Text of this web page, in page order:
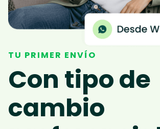
TU PRIMER ENVÍO
Con tipo de
cambio